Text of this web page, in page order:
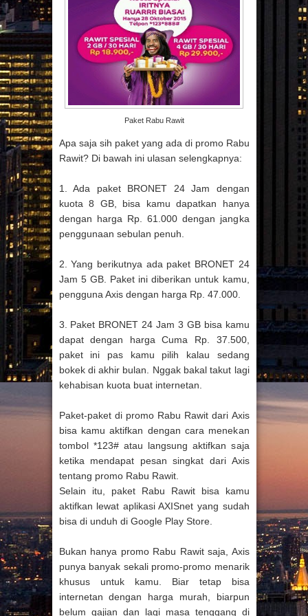
MAKIN IRIT
PAYPAL MEMBERIKAN PERLINDUNGAN
BAGI PEMBELI
PANCAKE ENAK, RESEP MAKANAN SEHAT
UNTUK ANAK
TIPS MENJAGA KINERJA KOMPUTER
AGAR TETAP SEPERTI BARU
TIPS CERDAS MENATA RUMAH
MINIMALIS
TIPS MEMILIH SPA IN UBUD TERBAIK
Paket Rabu Rawit
Apa saja sih paket yang ada di promo Rabu
Rawit? Di bawah ini ulasan selengkapnya:
1. Ada paket BRONET 24 Jam dengan
kuota 8 GB, bisa kamu dapatkan hanya
dengan harga Rp. 61.000 dengan jangka
penggunaan sebulan penuh.
2. Yang berikutnya ada paket BRONET 24
Jam 5 GB. Paket ini diberikan untuk kamu,
pengguna Axis dengan harga Rp. 47.000.
3. Paket BRONET 24 Jam 3 GB bisa kamu
dapat dengan harga Cuma Rp. 37.500,
paket ini pas kamu pilih kalau sedang
bokek di akhir bulan. Nggak bakal takut lagi
kehabisan kuota buat internetan.
Paket-paket di promo Rabu Rawit dari Axis
bisa kamu aktifkan dengan cara menekan
tombol *123# atau langsung aktifkan saja
ketika mendapat pesan singkat dari Axis
tentang promo Rabu Rawit.
Selain itu, paket Rabu Rawit bisa kamu
aktifkan lewat aplikasi AXISnet yang sudah
bisa di unduh di Google Play Store.
Bukan hanya promo Rabu Rawit saja, Axis
punya banyak sekali promo-promo menarik
khusus untuk kamu. Biar tetap bisa
internetan dengan harga murah, biarpun
belum gajian dan lagi masa tenggang di